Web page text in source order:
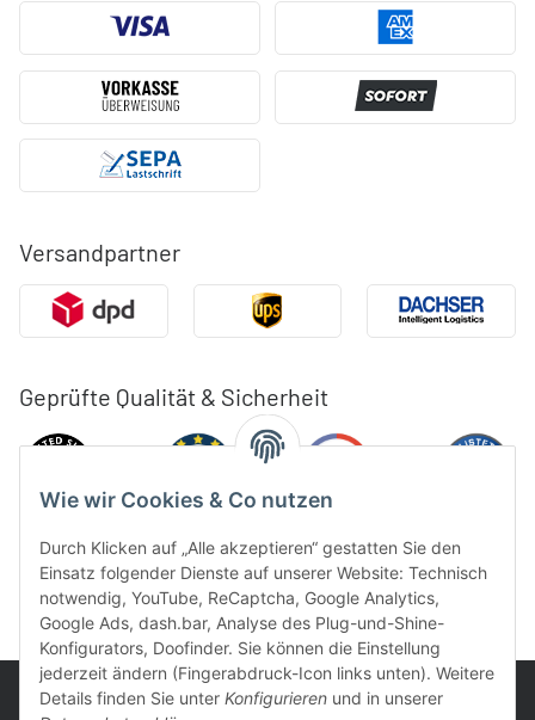
Wie wir Cookies & Co nutzen
Durch Klicken auf „Alle akzeptieren“ gestatten Sie den
Einsatz folgender Dienste auf unserer Website: Technisch
notwendig, YouTube, ReCaptcha, Google Analytics,
Google Ads, dash.bar, Analyse des Plug-und-Shine-
Konfigurators, Doofinder. Sie können die Einstellung
jederzeit ändern (Fingerabdruck-Icon links unten). Weitere
Details finden Sie unter Konfigurieren und in unserer
Versandpartner
Geprüfte Qualität & Sicherheit